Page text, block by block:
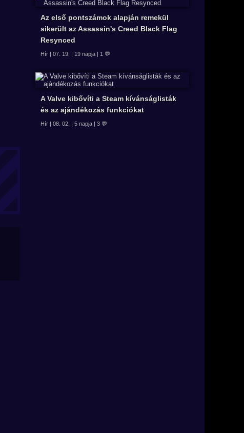
Az első pontszámok alapján remekül
sikerült az Assassin's Creed Black Flag
Resynced
Hír | 07. 19. | 19 napja | 1 💬
A Valve kibővíti a Steam kívánságlisták
és az ajándékozás funkciókat
Hír | 08. 02. | 5 napja | 3 💬